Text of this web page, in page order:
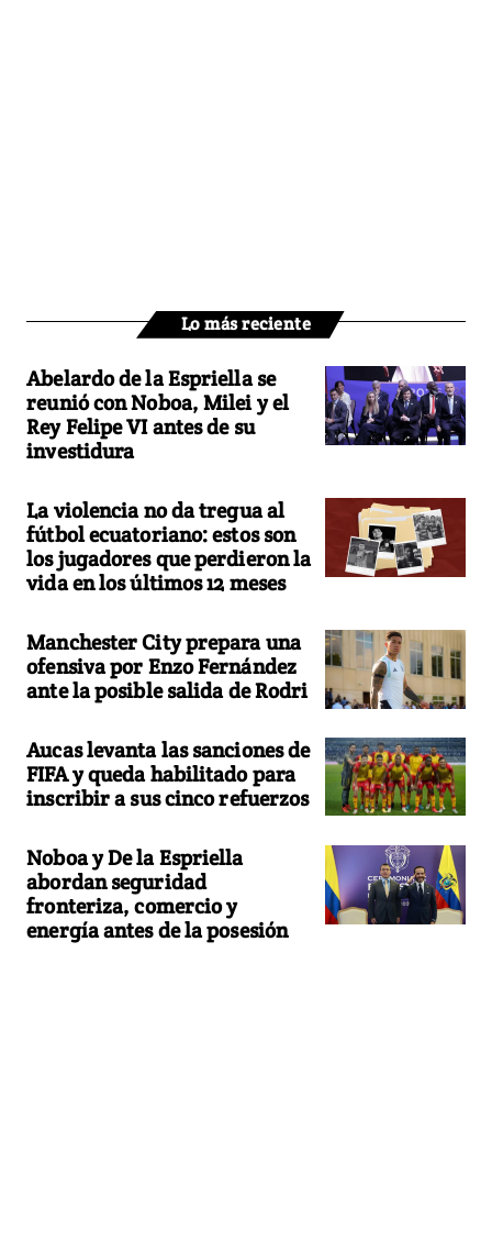
Lo más reciente
Abelardo de la Espriella se
reunió con Noboa, Milei y el
Rey Felipe VI antes de su
investidura
La violencia no da tregua al
fútbol ecuatoriano: estos son
los jugadores que perdieron la
vida en los últimos 12 meses
Manchester City prepara una
ofensiva por Enzo Fernández
ante la posible salida de Rodri
Aucas levanta las sanciones de
FIFA y queda habilitado para
inscribir a sus cinco refuerzos
Noboa y De la Espriella
abordan seguridad
fronteriza, comercio y
energía antes de la posesión